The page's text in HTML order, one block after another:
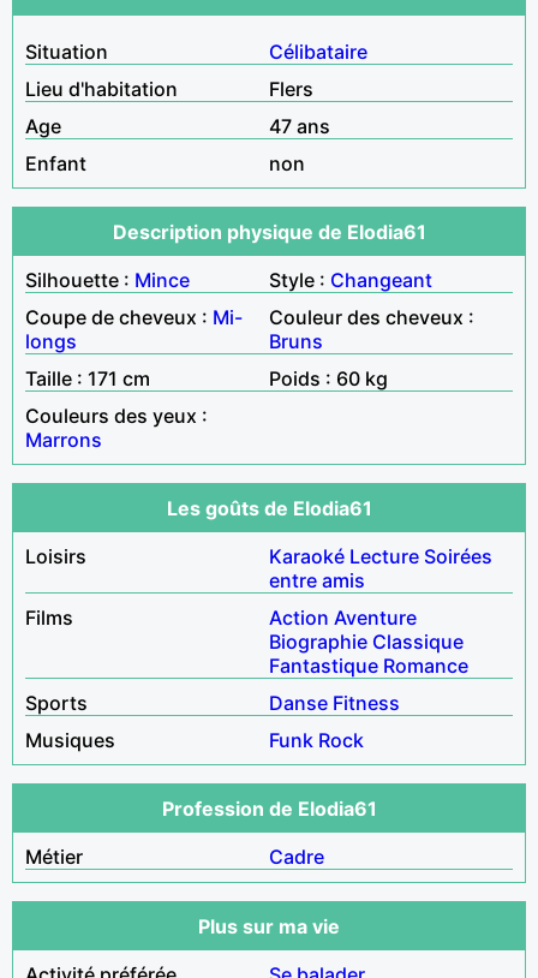
Situation
Célibataire
Lieu d'habitation
Flers
Age
47 ans
Enfant
non
Description physique de Elodia61
Silhouette : Mince Style : Changeant
Coupe de cheveux : Mi-
longs
Couleur des cheveux :
Bruns
Taille : 171 cm
Poids : 60 kg
Couleurs des yeux :
Marrons
Les goûts de Elodia61
Loisirs
Karaoké Lecture Soirées
entre amis
Films
Action Aventure
Biographie Classique
Fantastique Romance
Sports
Danse Fitness
Musiques
Funk Rock
Profession de Elodia61
Métier
Cadre
Plus sur ma vie